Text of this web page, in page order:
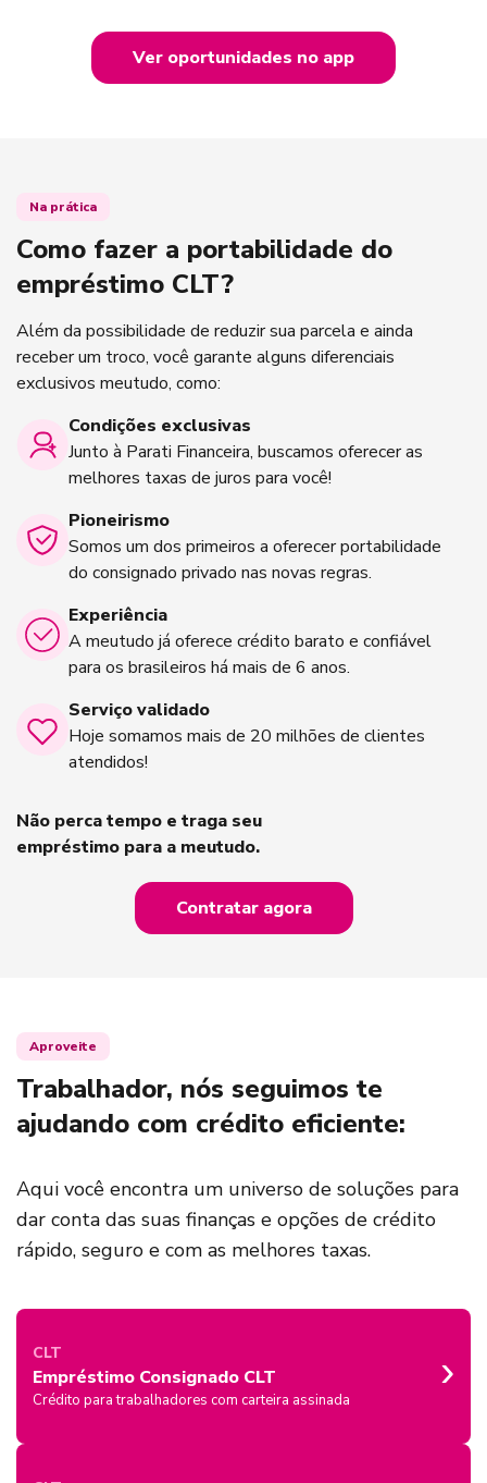
Ver oportunidades no app
Na prática
Como fazer a portabilidade do
empréstimo CLT?
Além da possibilidade de reduzir sua parcela e ainda
receber um troco, você garante alguns diferenciais
exclusivos meutudo, como:
Condições exclusivas
Junto à Parati Financeira, buscamos oferecer as
melhores taxas de juros para você!
Pioneirismo
Somos um dos primeiros a oferecer portabilidade
do consignado privado nas novas regras.
Experiência
A meutudo já oferece crédito barato e confiável
para os brasileiros há mais de 6 anos.
Serviço validado
Hoje somamos mais de 20 milhões de clientes
atendidos!
Não perca tempo e traga seu
empréstimo para a meutudo.
Contratar agora
Aproveite
Trabalhador, nós seguimos te
ajudando com crédito eficiente:
Aqui você encontra um universo de soluções para
dar conta das suas finanças e opções de crédito
rápido, seguro e com as melhores taxas.
CLT
Empréstimo Consignado CLT
Crédito para trabalhadores com carteira assinada ›